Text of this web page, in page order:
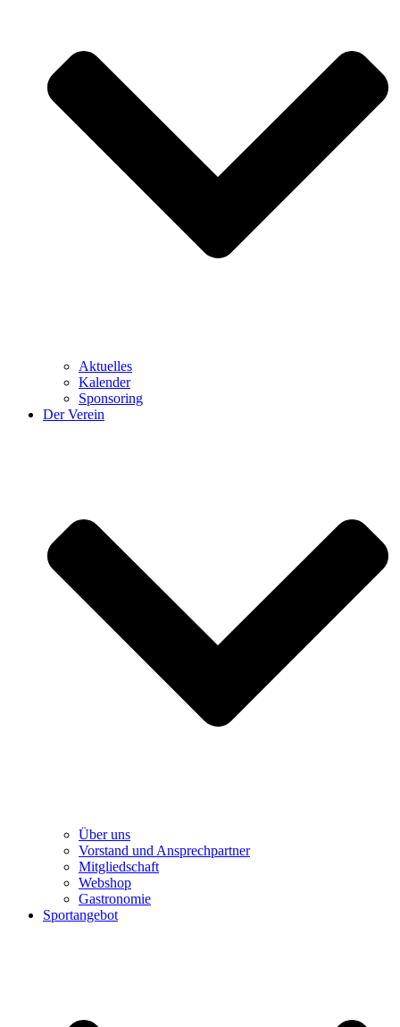
Aktuelles
Kalender
Sponsoring
Der Verein
Über uns
Vorstand und Ansprechpartner
Mitgliedschaft
Webshop
Gastronomie
Sportangebot